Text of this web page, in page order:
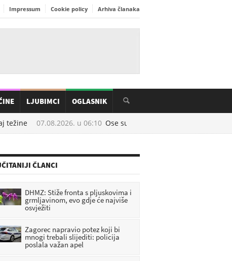
Impressum Cookie policy Arhiva članaka
LJUBIMCI OGLASNIK
07.08.2026. u06:10 Ose su najaktivnije u kolovozu:
ČLANCI
DHMZ: Stiže fronta s pljuskovima i
grmljavinom, evo gdje će najviše
osvježiti
Zagorec napravio potez koji bi
mnogi trebali slijediti: policija
poslala važan apel